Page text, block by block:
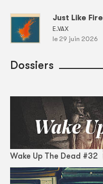
Just Like Fire
E.VAX
le 29 juin 2026
Dossiers
Wake Up The Dead #32